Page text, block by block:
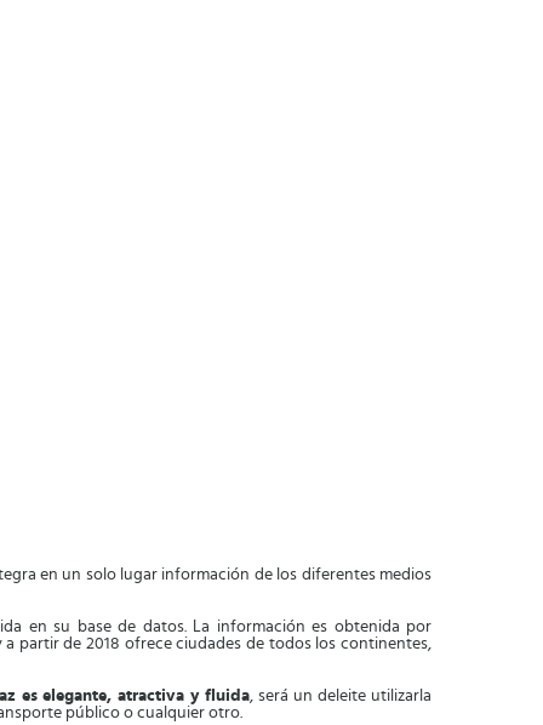
en un solo lugar información de los diferentes medios
en su base de datos. La información es obtenida por
partir de 2018 ofrece ciudades de todos los continentes,
es elegante, atractiva y fluida, será un deleite utilizarla
público o cualquier otro.